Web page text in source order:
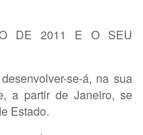
DE 2011 E O SEU
se-á, na sua
a partir de Janeiro, se
Estado.